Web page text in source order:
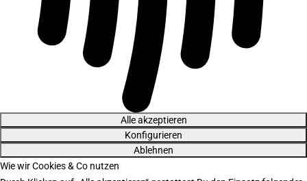
Alle akzeptieren
Konfigurieren
Ablehnen
Wie wir Cookies & Co nutzen